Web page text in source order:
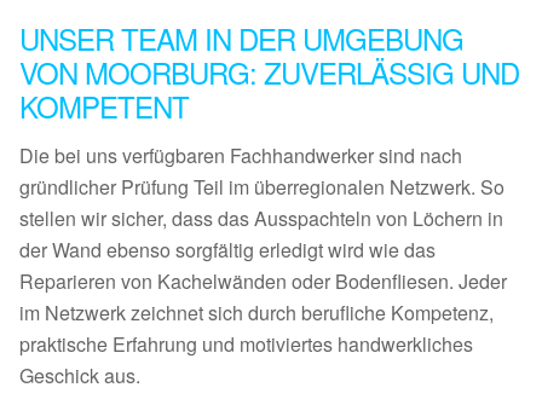
UNSER TEAM IN DER UMGEBUNG
VON MOORBURG: ZUVERLÄSSIG UND
KOMPETENT
Die bei uns verfügbaren Fachhandwerker sind nach
gründlicher Prüfung Teil im überregionalen Netzwerk. So
stellen wir sicher, dass das Ausspachteln von Löchern in
der Wand ebenso sorgfältig erledigt wird wie das
Reparieren von Kachelwänden oder Bodenfliesen. Jeder
im Netzwerk zeichnet sich durch berufliche Kompetenz,
praktische Erfahrung und motiviertes handwerkliches
Geschick aus.